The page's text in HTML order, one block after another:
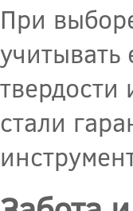
При
стали